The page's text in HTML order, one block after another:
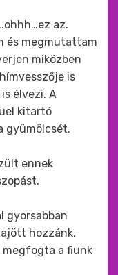
az.
és megmutattam
miközben
is
élvezi. A
kitartó
gyümölcsét.
ennek
gyorsabban
hozzánk,
megfogta a fiunk